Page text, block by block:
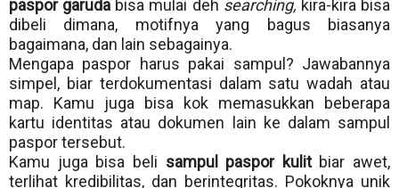
paspor garuda bisa mulai deh searching, kira-kira bisa
dibeli dimana, motifnya yang bagus biasanya
bagaimana, dan lain sebagainya.
Mengapa paspor harus pakai sampul? Jawabannya
simpel, biar terdokumentasi dalam satu wadah atau
map. Kamu juga bisa kok memasukkan beberapa
kartu identitas atau dokumen lain ke dalam sampul
paspor tersebut.
Kamu juga bisa beli sampul paspor kulit biar awet,
terlihat kredibilitas, dan berintegritas. Pokoknya unik